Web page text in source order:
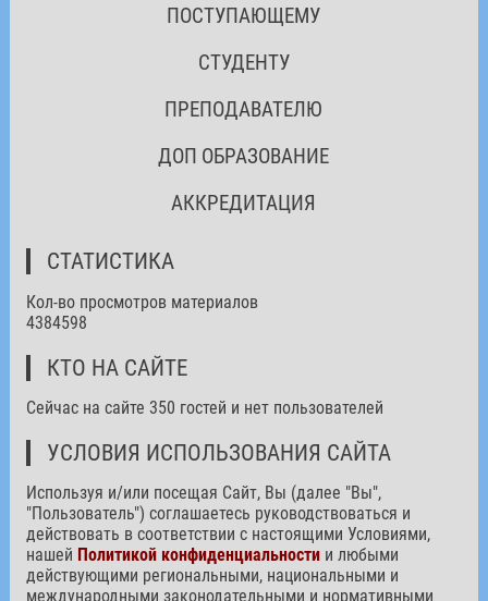
ПОСТУПАЮЩЕМУ
СТУДЕНТУ
ПРЕПОДАВАТЕЛЮ
ДОП ОБРАЗОВАНИЕ
АККРЕДИТАЦИЯ
СТАТИСТИКА
Кол-во просмотров материалов
4384598
КТО НА САЙТЕ
Сейчас на сайте 350 гостей и нет пользователей
УСЛОВИЯ ИСПОЛЬЗОВАНИЯ САЙТА
Используя и/или посещая Сайт, Вы (далее "Вы",
"Пользователь") соглашаетесь руководствоваться и
действовать в соответствии с настоящими Условиями,
нашей Политикой конфиденциальностии любыми
действующими региональными, национальными и
международными законодательными и нормативными